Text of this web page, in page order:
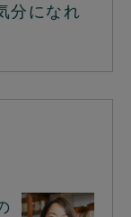
分になれ